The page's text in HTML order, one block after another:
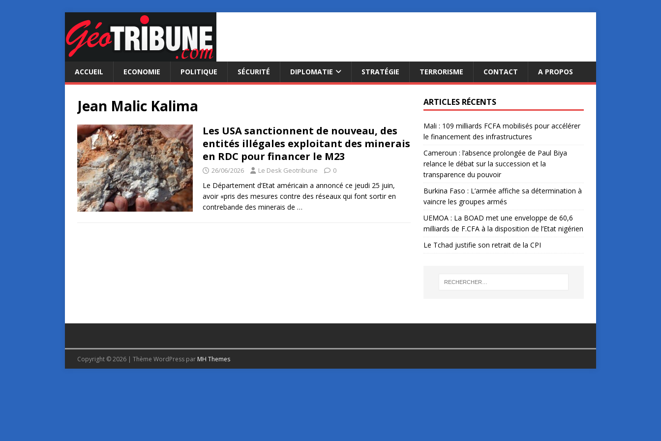
ACCUEIL ECONOMIE POLITIQUE SÉCURITÉ DIPLOMATIE STRATÉGIE TERRORISME CONTACT A PROPOS
Jean Malic Kalima
Les USA sanctionnent de nouveau, des
entités illégales exploitant des minerais
en RDC pour financer le M23
26/06/2026 Le Desk Geotribune 0
Le Département d’Etat américain a annoncé ce jeudi 25 juin,
avoir «pris des mesures contre des réseaux qui font sortir en
contrebande des minerais de …
ARTICLES RÉCENTS
Mali : 109 milliards FCFA mobilisés pour accélérer
le financement des infrastructures
Cameroun : l’absence prolongée de Paul Biya
relance le débat sur la succession et la
transparence du pouvoir
Burkina Faso : L’armée affiche sa détermination à
vaincre les groupes armés
UEMOA : La BOAD met une enveloppe de 60,6
milliards de F.CFA à la disposition de l’Etat nigérien
Le Tchad justifie son retrait de la CPI
Copyright © 2026 | Thème WordPress par MH Themes